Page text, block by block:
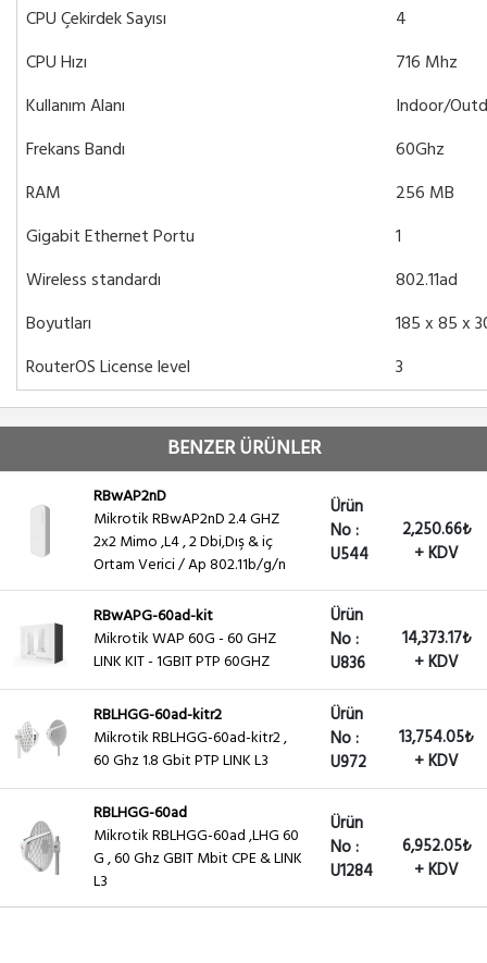
CPU Çekirdek Sayısı
4
CPU Hızı
716 Mhz
Kullanım Alanı
Indoor/
Frekans Bandı
60Ghz
RAM
256 MB
Gigabit Ethernet Portu
1
Wireless standardı
802.11ad
Boyutları
185 x 85 x
RouterOS License level
3
BENZER ÜRÜNLER
RBwAP2nD
Mikrotik RBwAP2nD 2.4 GHZ
2x2 Mimo ,L4 , 2 Dbi,Dış & iç
Ortam Verici / Ap 802.11b/g/n
Ürün
No :
U544
2,250.66₺
+ KDV
RBwAPG-60ad-kit
Mikrotik WAP 60G - 60 GHZ
LINK KIT - 1GBIT PTP 60GHZ
Ürün
No :
U836
14,373.17₺
+ KDV
RBLHGG-60ad-kitr2
Mikrotik RBLHGG-60ad-kitr2 ,
60 Ghz 1.8 Gbit PTP LINK L3
Ürün
No :
U972
13,754.05₺
+ KDV
RBLHGG-60ad
Mikrotik RBLHGG-60ad ,LHG 60
G , 60 Ghz GBIT Mbit CPE & LINK
L3
Ürün
No :
U1284
6,952.05₺
+ KDV